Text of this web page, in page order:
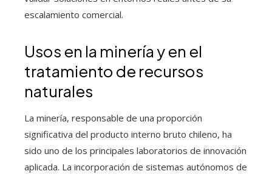
escalamiento comercial.
Usos en la minería y en el
tratamiento de recursos
naturales
La minería, responsable de una proporción
significativa del producto interno bruto chileno, ha
sido uno de los principales laboratorios de innovación
aplicada. La incorporación de sistemas autónomos de